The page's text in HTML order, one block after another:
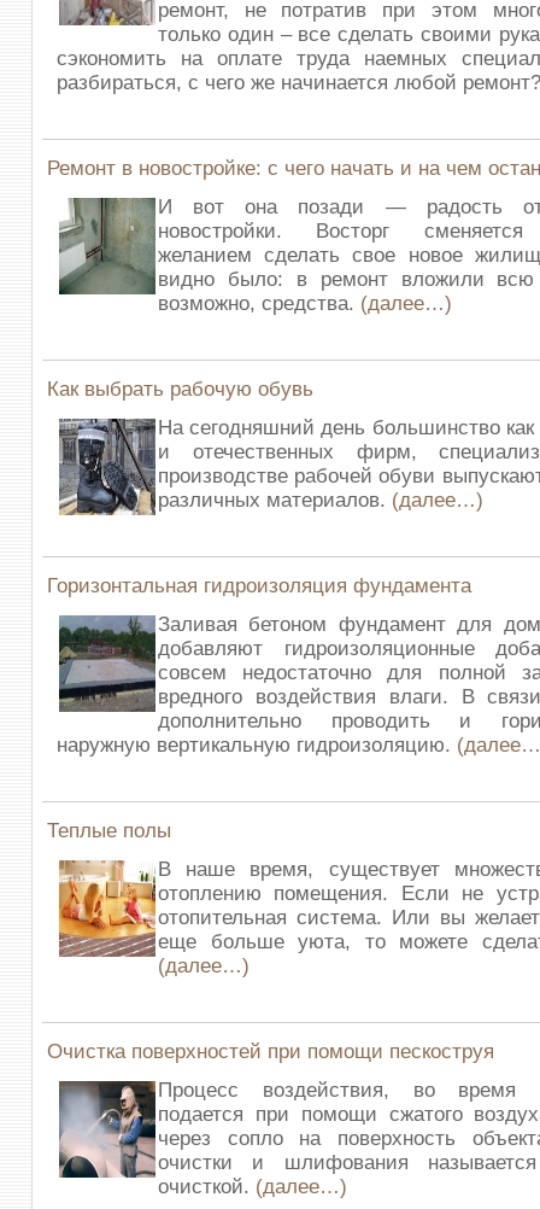
ремонт, не потратив при этом
только один – все сделать своими
сэкономить на оплате труда наемных
разбираться, с чего же начинается любой
Ремонт в новостройке: с чего начать и на чем
И вот она позади — радость от
новостройки. Восторг сменяется
желанием сделать свое новое
видно было: в ремонт вложили
возможно, средства. (далее…)
Как выбрать рабочую обувь
На сегодняшний день большинство как
и отечественных фирм,
производстве рабочей обуви
различных материалов. (далее…)
Горизонтальная гидроизоляция фундамента
Заливая бетоном фундамент для
добавляют гидроизоляционные
совсем недостаточно для полной
вредного воздействия влаги. В
дополнительно проводить и
наружную вертикальную гидроизоляцию.
Теплые полы
В наше время, существует
отоплению помещения. Если не
отопительная система. Или вы
еще больше уюта, то можете
(далее…)
Очистка поверхностей при помощи пескоструя
Процесс воздействия, во время
подается при помощи сжатого
через сопло на поверхность
очистки и шлифования называется
очисткой. (далее…)